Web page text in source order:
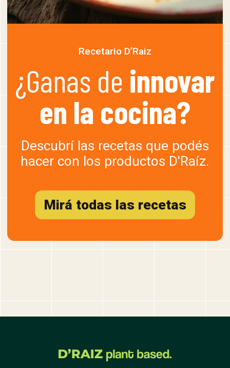
Recetario D’Raiz
¿Ganas de innovar
en la cocina?
Descubrí las recetas que podés
hacer con los productos D'Raíz.
Mirá todas las recetas